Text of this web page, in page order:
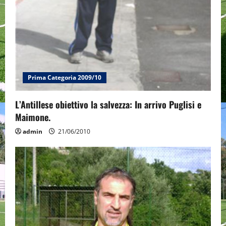
Prima Categoria 2009/10
L’Antillese obiettivo la salvezza: In arrivo Puglisi e
Maimone.
admin 21/06/2010